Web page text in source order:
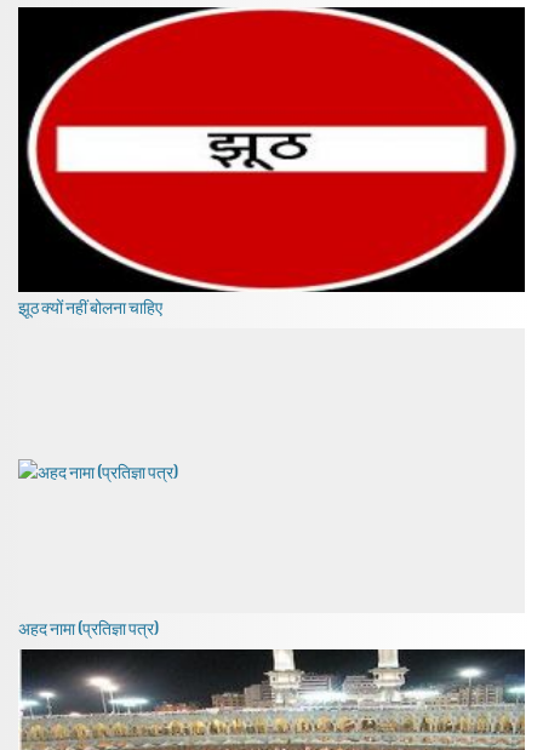
झूठ क्यों नहीं बोलना चाहिए
अहद नामा (प्रतिज्ञा पत्र)